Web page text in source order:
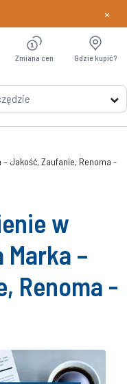
Dowiedz
×
Zmiana cen Gdzie kupić?
– Jakość, Zaufanie, Renoma -
w
–
Renoma -